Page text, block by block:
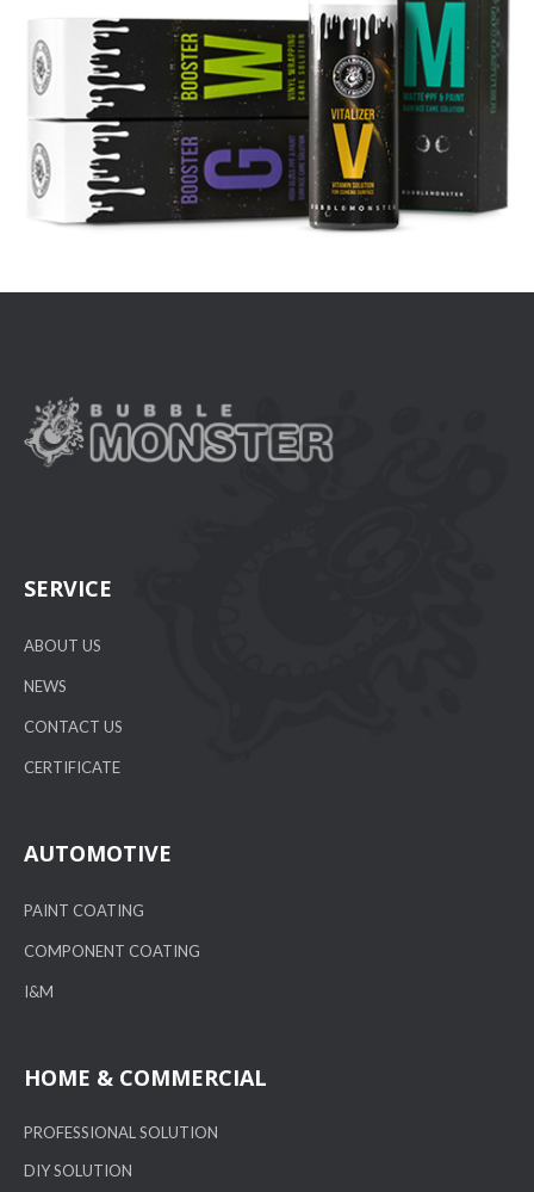
SERVICE
ABOUT US
NEWS
CONTACT US
CERTIFICATE
AUTOMOTIVE
PAINT COATING
COMPONENT COATING
I&M
HOME & COMMERCIAL
PROFESSIONAL SOLUTION
DIY SOLUTION